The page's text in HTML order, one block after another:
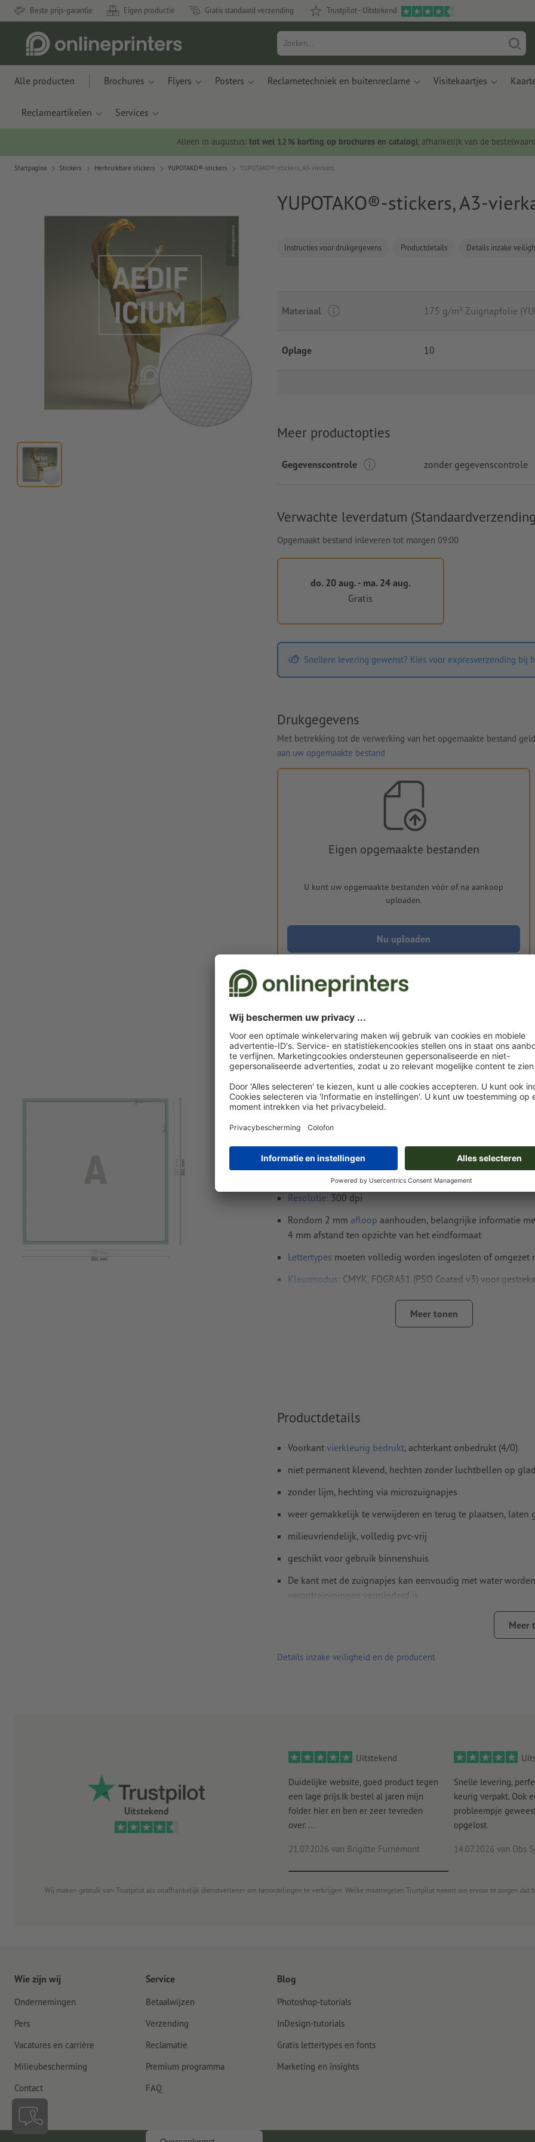
Beste prijs-garantie Eigen productie Gratis standaard verzending Trustpilot - Uitstekend
Alle producten Brochures Flyers Posters Reclametechniek en buitenreclame Visitekaartjes
Reclameartikelen Services
Alleen in augustus: tot wel 12 % korting op brochures en catalogi, afhankelijk van de
Startpagina Stickers Herbruikbare stickers YUPOTAKO®-stickers YUPOTAKO®-stickers, A3-vierkant
YUPOTAKO®-stickers, A3-
Instructies voor drukgegevens Productdetails Details inzake
Materiaal 175 g/m² Zuignapfolie
Oplage 10
Meer productopties
Gegevenscontrole zonder gegevenscontrole
Verwachte leverdatum
Opgemaakt bestand inleveren tot morgen 09:00
do. 20 aug. - ma. 24 aug.
Gratis
Snellere levering gewenst? Kies voor expresverzending bij
Drukgegevens
Met betrekking tot de verwerking van het opgemaakte bestand
aan uw opgemaakte bestand
Eigen opgemaakte bestanden
U kunt uw opgemaakte bestanden vóór of na aankoop
uploaden.
Nu uploaden
do. 20 aug. - ma. 24 aug.
Gewicht: ca.154,4 g
Instructies voor drukgegevens YUPOTAKO®-
A3-vierkant
Gegevensformaat(incl. 2 mm afloop): 30,1 x 30,1 cm
Eindformaat
: 29,7 x 29,7 cm
Resolutie: 300 dpi
Rondom 2 mm afloop aanhouden, belangrijke informatie
4 mm afstand ten opzichte van het eindformaat
Lettertypes moeten volledig worden ingesloten of omgezet
Kleurmodus: CMYK, FOGRA51 (PSO Coated v3) voor
worden door ons niet gecontroleerd
worden door ons niet gecontroleerd
Hoe maak ik afdrukgegevens correct?
Meer tonen
Productdetails
Voorkant vierkleurig bedrukt, achterkant onbedrukt (4/0)
niet permanent klevend, hechten zonder luchtbellen op
zonder lijm, hechting via microzuignapjes
weer gemakkelijk te verwijderen en terug te plaatsen, laten
milieuvriendelijk, volledig pvc-vrij
geschikt voor gebruik binnenshuis
De kant met de zuignapjes kan eenvoudig met water
verontreinigingen verminderd is.
De te beplakken ondergrond moet stof- en
de kleefkracht van het materiaal nadelig beïnvloeden.
Meer
Details inzake veiligheid en de producent
Uitstekend
Uitstekend
Duidelijke website, goed product tegen
een lage prijs.Ik bestel al jaren mijn
folder hier en ben er zeer tevreden
over. ...
21.07.2026 van Brigitte Furnèmont
Snelle levering,
keurig verpakt. Ook
probleempje
opgelost.
14.07.2026 van Obs
Wij maken gebruik van Trustpilot als onafhankelijk dienstverlener om beoordelingen te verkrijgen. Welke maatregelen Trustpilot neemt om ervoor te zorgen dat
Wie zijn wij
Ondernemingen
Pers
Vacatures en carrière
Milieubescherming
Contact
Service
Betaalwijzen
Verzending
Reclamatie
Premium programma
FAQ
Blog
Photoshop-tutorials
InDesign-tutorials
Gratis lettertypes en fonts
Marketing en insights